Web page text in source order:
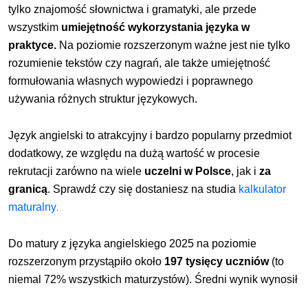
tylko znajomość słownictwa i gramatyki, ale przede
wszystkim umiejętność wykorzystania języka w
praktyce. Na poziomie rozszerzonym ważne jest nie tylko
rozumienie tekstów czy nagrań, ale także umiejętność
formułowania własnych wypowiedzi i poprawnego
używania różnych struktur językowych.
Język angielski to atrakcyjny i bardzo popularny przedmiot
dodatkowy, ze względu na dużą wartość w procesie
rekrutacji zarówno na wiele uczelni w Polsce, jak iza
granicą. Sprawdź czy się dostaniesz na studia kalkulator
maturalny
Do matury z języka angielskiego 2025 na poziomie
rozszerzonym przystąpiło około 197 tysięcy uczniów(to
niemal 72% wszystkich maturzystów). Średni wynik wynosił